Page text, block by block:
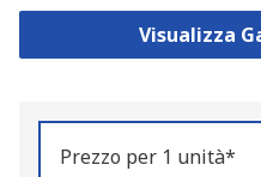
Visualizza
Prezzo per 1 unità*